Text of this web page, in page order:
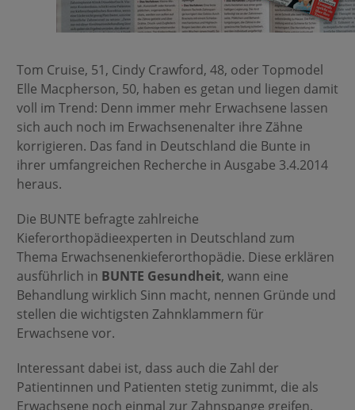
Tom Cruise, 51, Cindy Crawford, 48, oder Topmodel
Elle Macpherson, 50, haben es getan und liegen damit
voll im Trend: Denn immer mehr Erwachsene lassen
sich auch noch im Erwachsenenalter ihre Zähne
korrigieren. Das fand in Deutschland die Bunte in
ihrer umfangreichen Recherche in Ausgabe 3.4.2014
heraus.
Die BUNTE befragte zahlreiche
Kieferorthopädieexperten in Deutschland zum
Thema Erwachsenenkieferorthopädie. Diese erklären
ausführlich in BUNTE Gesundheit, wann eine
Behandlung wirklich Sinn macht, nennen Gründe und
stellen die wichtigsten Zahnklammern für
Erwachsene vor.
Interessant dabei ist, dass auch die Zahl der
Patientinnen und Patienten stetig zunimmt, die als
Erwachsene noch einmal zur Zahnspange greifen.